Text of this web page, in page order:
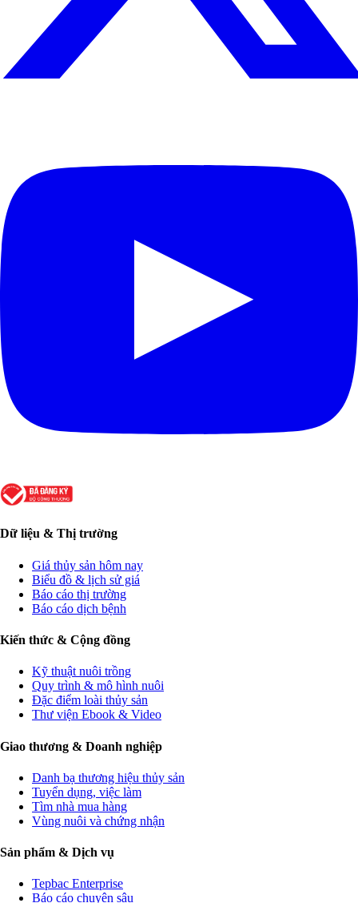
Dữ liệu & Thị trường
Giá thủy sản hôm nay
Biểu đồ & lịch sử giá
Báo cáo thị trường
Báo cáo dịch bệnh
Kiến thức & Cộng đồng
Kỹ thuật nuôi trồng
Quy trình & mô hình nuôi
Đặc điểm loài thủy sản
Thư viện Ebook & Video
Giao thương & Doanh nghiệp
Danh bạ thương hiệu thủy sản
Tuyển dụng, việc làm
Tìm nhà mua hàng
Vùng nuôi và chứng nhận
Sản phẩm & Dịch vụ
Tepbac Enterprise
Báo cáo chuyên sâu